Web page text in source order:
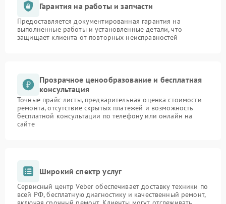
Гарантия на работы и запчасти
Предоставляется документированная гарантия на
выполненные работы и установленные детали, что
защищает клиента от повторных неисправностей
Прозрачное ценообразование и бесплатная
консультация
Точные прайс-листы, предварительная оценка стоимости
ремонта, отсутствие скрытых платежей и возможность
бесплатной консультации по телефону или онлайн на
сайте
Широкий спектр услуг
Сервисный центр Veber обеспечивает доставку техники по
всей РФ, бесплатную диагностику и качественный ремонт,